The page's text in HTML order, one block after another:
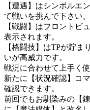
【遭遇】はシンボルエ
て戦いを挑んで下さい。
【戦闘】はフロントビ
表示されます。
【格闘技】はTPが貯ま
いが高威力です。
戦況に合わせて上手く
新たに【状況確認】コ
確認できます。
前回でもお馴染みの【